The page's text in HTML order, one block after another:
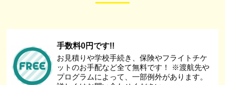
手数料0円です!!
お見積りや学校手続き、保険やフライトチケ
ットのお手配など全て無料です！ ※渡航先や
プログラムによって、一部例外があります。